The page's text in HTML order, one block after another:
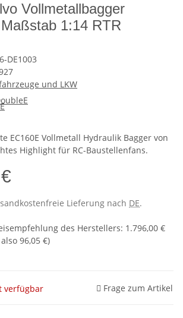
Vollmetallbagger
1:14 RTR
DE1003
und LKW
EC160E Vollmetall Hydraulik Bagger von
Highlight für RC-Baustellenfans.
Lieferung nach DE.
des Herstellers: 1.796,00 €
96,05 €)
verfügbar Frage zum Artikel